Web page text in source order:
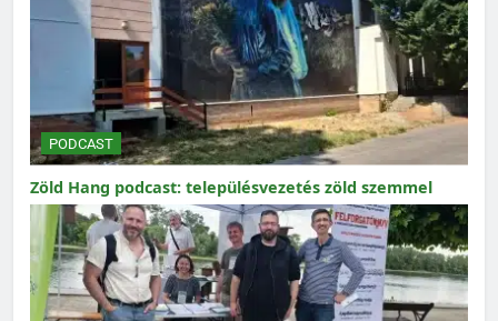
PODCAST
Zöld Hang podcast: településvezetés zöld szemmel